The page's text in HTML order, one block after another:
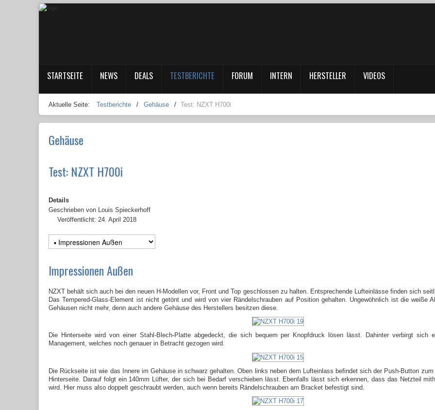
STARTSEITE NEWS DEALS TESTBERICHTE FORUM INTERN HERSTELLER VIDEOS
Aktuelle Seite: Testberichte / Gehäuse / Test: NZXT H700i
Gehäuse
Test: NZXT H700i
Details
Geschrieben von Louis Spieckerhoff
Veröffentlicht: 24. April 2018
Impressionen Außen
NZXT behält sich auch bei den neuen H-Modellen vor, Front und Top geschlossen zu halten. Entsprechende Lufteinlässe finden sich
Das Tempered-Glass-Element ist nicht getönt und wird von vier Rändelschrauben auf Position gehalten. Ungewöhnlich ist die weiße
Gehäusen nicht mehr, denn auch andere Gehäuse des Herstellers besitzen diese.
Die Hinterseite wird von einer Stahl-Blech-Platte abgedeckt, die sich bequem per Knopfdruck lösen lässt. Dahinter verbirgt sich
Management, welches noch genauer in Betracht gezogen wird.
Die Rückseite ist wie das Innere im Gehäuse in schwarz gehalten. Oben links neben dem Lufteinlass befindet sich der Push-Button
Hinterseite. Darauf folgt ein 140mm Lüfter, der sich bei Bedarf verschieben lässt. Ebenfalls lässt sich erkennen, dass das Netzteil
wird. Hier muss also doppelt geschraubt werden, auch wenn bereits Rändelschrauben am Bracket befestigt sind.